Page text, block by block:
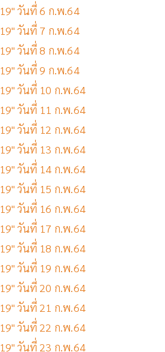
วันที่ 6 ก.พ.64
วันที่ 7 ก.พ.64
วันที่ 8 ก.พ.64
วันที่ 9 ก.พ.64
วันที่ 10 ก.พ.64
วันที่ 11 ก.พ.64
วันที่ 12 ก.พ.64
วันที่ 13 ก.พ.64
วันที่ 14 ก.พ.64
วันที่ 15 ก.พ.64
วันที่ 16 ก.พ.64
วันที่ 17 ก.พ.64
วันที่ 18 ก.พ.64
วันที่ 19 ก.พ.64
วันที่ 20 ก.พ.64
วันที่ 21 ก.พ.64
วันที่ 22 ก.พ.64
วันที่ 23 ก.พ.64